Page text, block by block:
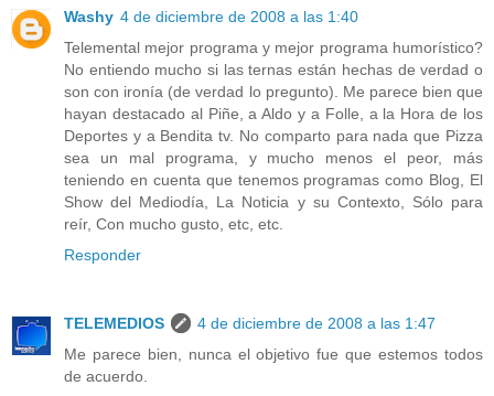
Washy 4 de diciembre de 2008 a las 1:40
Telemental mejor programa y mejor programa humorístico?
No entiendo mucho si las ternas están hechas de verdad o
son con ironía (de verdad lo pregunto). Me parece bien que
hayan destacado al Piñe, a Aldo y a Folle, a la Hora de los
Deportes y a Bendita tv. No comparto para nada que Pizza
sea un mal programa, y mucho menos el peor, más
teniendo en cuenta que tenemos programas como Blog, El
Show del Mediodía, La Noticia y su Contexto, Sólo para
reír, Con mucho gusto, etc, etc.
Responder
TELEMEDIOS
4 de diciembre de 2008 a las 1:47
Me parece bien, nunca el objetivo fue que estemos todos
de acuerdo.